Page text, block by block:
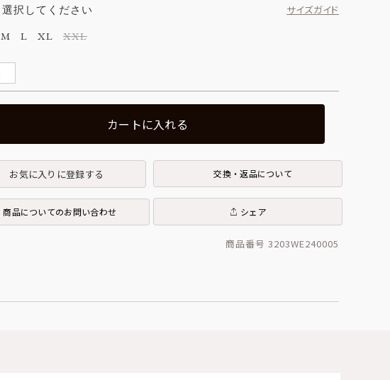
ホワイト
選択してください
サイズガイド
M L XL XXL
カートに入れる
お気に入りに登録する 交換・返品について
商品についてのお問い合わせ シェア
商品番号 3203WE240005